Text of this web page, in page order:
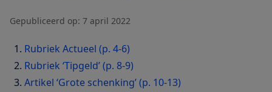
Gepubliceerd op: 7 april 2022
Rubriek Actueel (p. 4-6)
Rubriek ‘Tipgeld’ (p. 8-9)
Artikel ‘Grote schenking’ (p. 10-13)